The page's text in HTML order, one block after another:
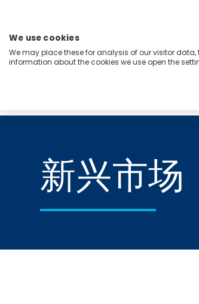
Menu
新兴市场
We use cookies
We may place these for analysis of our visitor
information about the cookies we use open the